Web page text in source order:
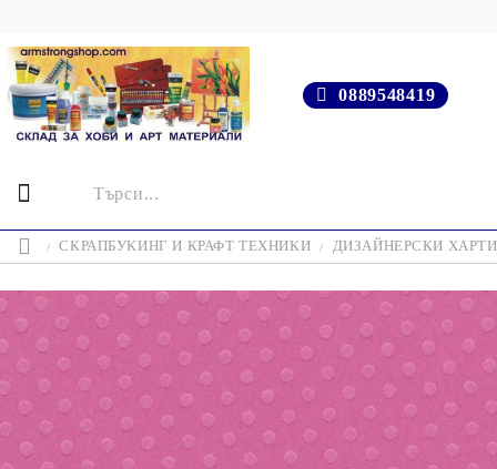
0889548419
СКРАПБУКИНГ И КРАФТ ТЕХНИКИ ДИЗАЙНЕРСКИ